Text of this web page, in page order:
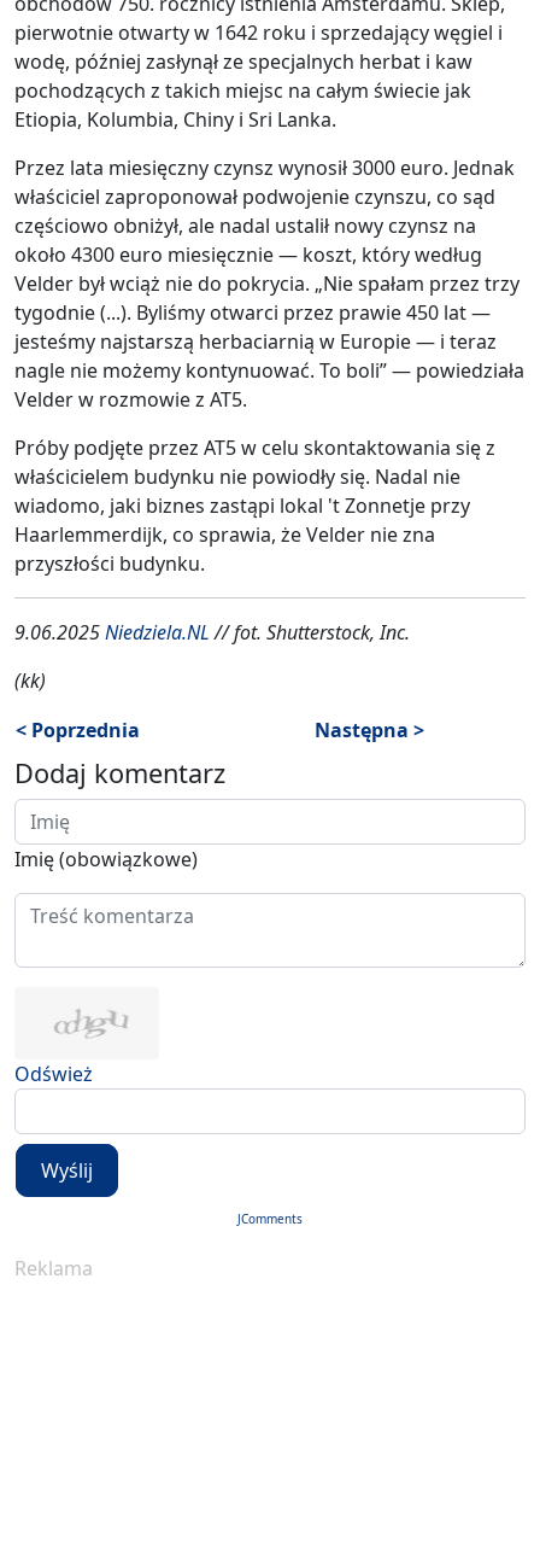
pierwotnie otwarty w 1642 roku i sprzedający węgiel i
wodę, później zasłynął ze specjalnych herbat i kaw
pochodzących z takich miejsc na całym świecie jak
Etiopia, Kolumbia, Chiny i Sri Lanka.
Przez lata miesięczny czynsz wynosił 3000 euro. Jednak
właściciel zaproponował podwojenie czynszu, co sąd
częściowo obniżył, ale nadal ustalił nowy czynsz na
około 4300 euro miesięcznie — koszt, który według
Velder był wciąż nie do pokrycia. „Nie spałam przez trzy
tygodnie (...). Byliśmy otwarci przez prawie 450 lat —
jesteśmy najstarszą herbaciarnią w Europie — i teraz
nagle nie możemy kontynuować. To boli” — powiedziała
Velder w rozmowie z AT5.
Próby podjęte przez AT5 w celu skontaktowania się z
właścicielem budynku nie powiodły się. Nadal nie
wiadomo, jaki biznes zastąpi lokal 't Zonnetje przy
Haarlemmerdijk, co sprawia, że Velder nie zna
przyszłości budynku.
9.06.2025Niedziela.NL// fot. Shutterstock, Inc.
(kk)
< Poprzednia
Następna >
Dodaj komentarz
Imię (obowiązkowe)
Odśwież
Wyślij
JComments
Reklama